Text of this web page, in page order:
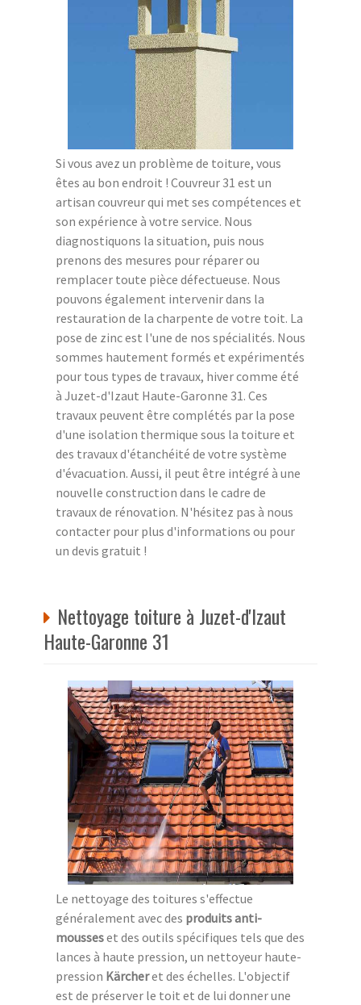
Si vous avez un problème de toiture, vous
êtes au bon endroit ! Couvreur 31 est un
artisan couvreur qui met ses compétences et
son expérience à votre service. Nous
diagnostiquons la situation, puis nous
prenons des mesures pour réparer ou
remplacer toute pièce défectueuse. Nous
pouvons également intervenir dans la
restauration de la charpente de votre toit. La
pose de zinc est l'une de nos spécialités. Nous
sommes hautement formés et expérimentés
pour tous types de travaux, hiver comme été
à Juzet-d'Izaut Haute-Garonne 31. Ces
travaux peuvent être complétés par la pose
d'une isolation thermique sous la toiture et
des travaux d'étanchéité de votre système
d'évacuation. Aussi, il peut être intégré à une
nouvelle construction dans le cadre de
travaux de rénovation. N'hésitez pas à nous
contacter pour plus d'informations ou pour
un devis gratuit !
Nettoyage toiture à Juzet-d'Izaut
Haute-Garonne 31
Le nettoyage des toitures s'effectue
généralement avec des produits anti-
mousseset des outils spécifiques tels que des
lances à haute pression, un nettoyeur haute-
pression Kärcheret des échelles. L'objectif
est de préserver le toit et de lui donner une